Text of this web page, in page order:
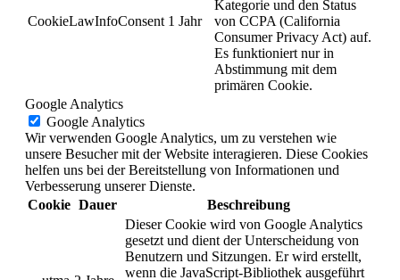
CookieLawInfoConsent 1 Jahr
Kategorie und den Status
von CCPA (California
Consumer Privacy Act) auf.
Es funktioniert nur in
Abstimmung mit dem
primären Cookie.
Google Analytics
Google Analytics
Wir verwenden Google Analytics, um zu verstehen wie
unsere Besucher mit der Website interagieren. Diese Cookies
helfen uns bei der Bereitstellung von Informationen und
Verbesserung unserer Dienste.
Cookie Dauer Beschreibung
Dieser Cookie wird von Google Analytics
gesetzt und dient der Unterscheidung von
Benutzern und Sitzungen. Er wird erstellt,
wenn die JavaScript-Bibliothek ausgeführt